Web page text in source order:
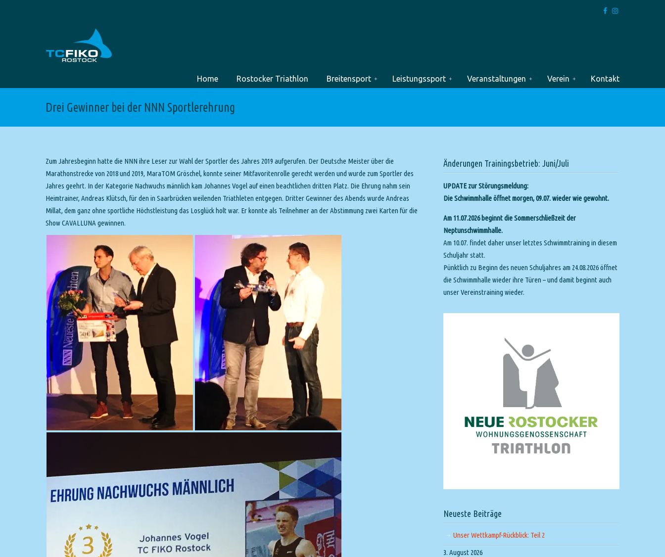
Home Rostocker Triathlon Breitensport Leistungssport Veranstaltungen Verein Kontakt
Drei Gewinner bei der NNN Sportlerehrung
Zum Jahresbeginn hatte die NNN ihre Leser zur Wahl der Sportler des Jahres 2019 aufgerufen. Der Deutsche Meister über die
Marathonstrecke von 2018 und 2019, MaraTOM Gröschel, konnte seiner Mitfavoritenrolle gerecht werden und wurde zum Sportler des
Jahres geehrt. In der Kategorie Nachwuchs männlich kam Johannes Vogel auf einen beachtlichen dritten Platz. Die Ehrung nahm sein
Heimtrainer, Andreas Klütsch, für den in Saarbrücken weilenden Triathleten entgegen. Dritter Gewinner des Abends wurde Andreas
Millat, dem ganz ohne sportliche Höchstleistung das Losglück holt war. Er konnte als Teilnehmer an der Abstimmung zwei Karten für die
Show CAVALLUNA gewinnen.
Änderungen Trainingsbetrieb: Juni/Juli
UPDATE zur Störungsmeldung:
Die Schwimmhalle öffnet morgen, 09.07. wieder wie gewohnt.
Am 11.07.2026 beginnt die Sommerschließzeit der
Neptunschwimmhalle.
Am 10.07. findet daher unser letztes Schwimmtraining in diesem
Schuljahr statt.
Pünktlich zu Beginn des neuen Schuljahres am 24.08.2026 öffnet
die Schwimmhalle wieder ihre Türen – und damit beginnt auch
unser Vereinstraining wieder.
Neueste Beiträge
Unser Wettkampf-Rückblick: Teil 2
3. August 2026